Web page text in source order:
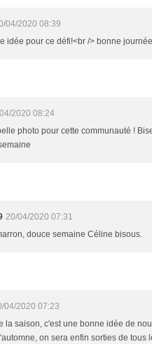
04/2020 08:39
idée pour ce défi!<br /> bonne
2020 08:24
photo pour cette communauté !
20/04/2020 07:31
douce semaine Céline bisous.
04/2020 07:23
la saison, c'est une bonne idée de
on sera enfin sorties de tous